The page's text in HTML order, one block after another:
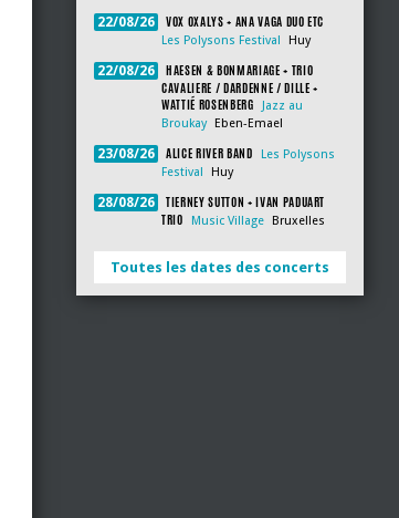
22/08/26 VOX OXALYS + ANA VAGA DUO ETC
Les Polysons Festival Huy
22/08/26
HAESEN & BONMARIAGE + TRIO
CAVALIERE / DARDENNE / DILLE +
WATTIÉ ROSENBERG
Jazz au
Broukay
Eben-Emael
23/08/26 ALICE RIVER BAND
Les Polysons
Festival
Huy
28/08/26
TIERNEY SUTTON + IVAN PADUART
TRIO
Music Village Bruxelles
Toutes les dates des concerts